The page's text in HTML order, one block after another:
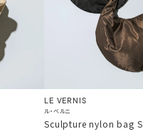
LE VERNIS
ル・ベルニ
Sculpture nylon bag S